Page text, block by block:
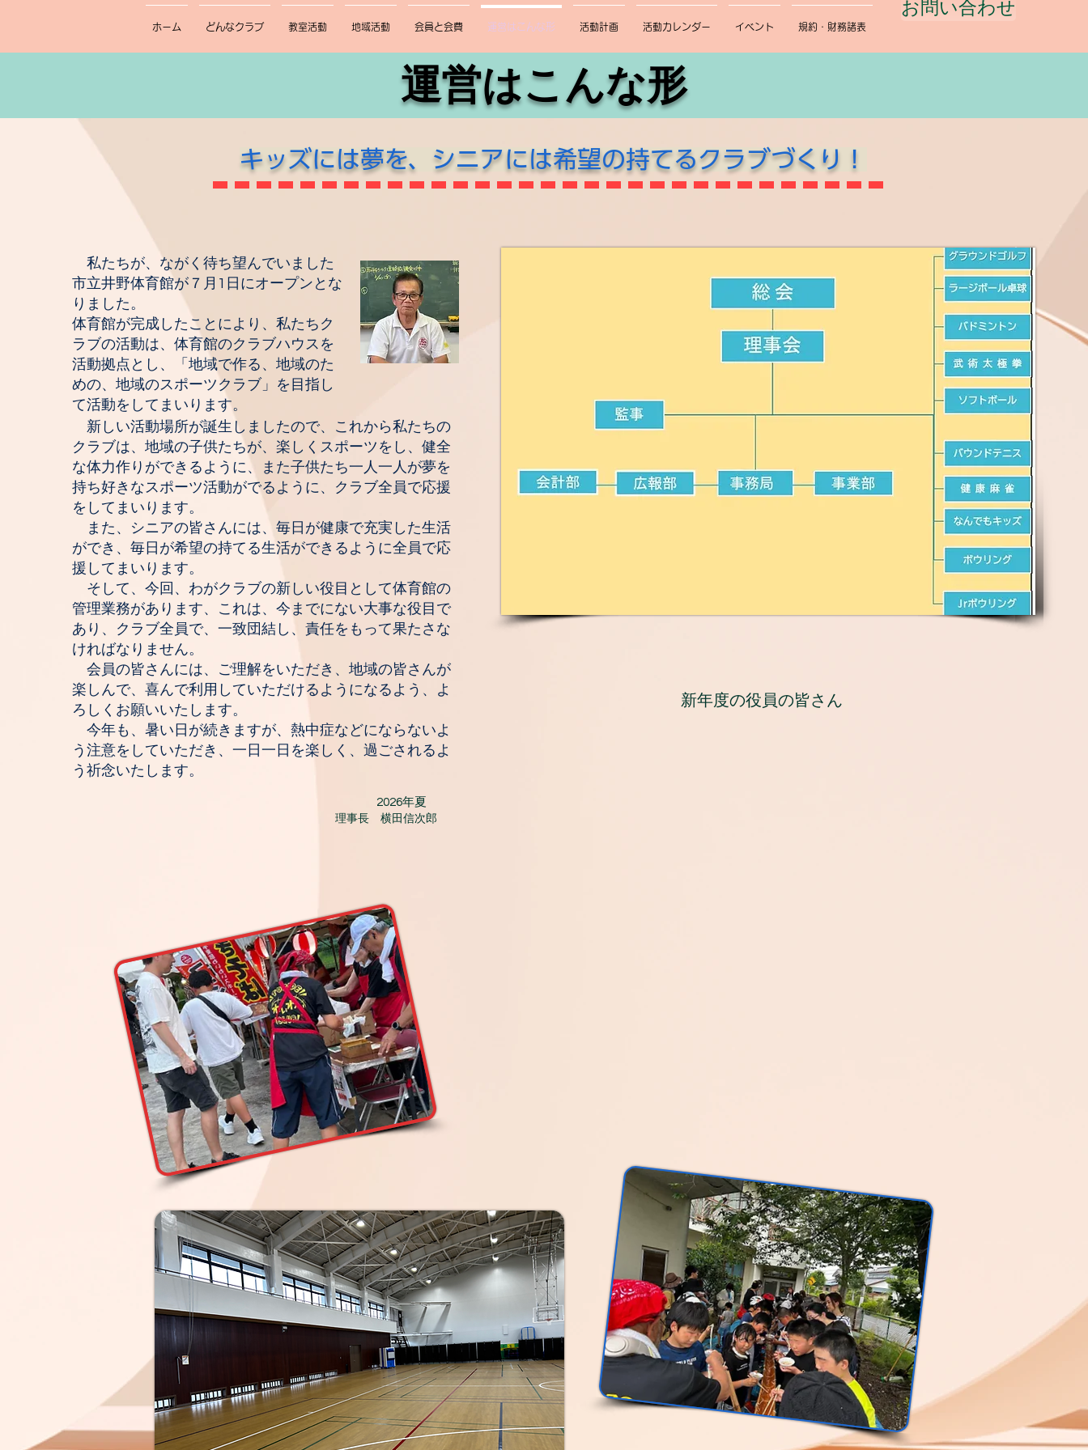
ホーム どんなクラブ 教室活動 地域活動 会員と会費 運営はこんな形 活動計画 活動カレンダー イベント 規約・財務諸表
お問い合わせ
​運営はこんな形
キッズには夢を、シニアには希望の持てるクラブづくり！
私たちが、ながく待ち望んでいました
市立井野体育館が７月1日にオープンとな
りました。
体育館が完成したことにより、私たちク
ラブの活動は、体育館のクラブハウスを
活動拠点とし、「地域で作る、地域のた
めの、地域のスポーツクラブ」を目指し
て活動をしてまいります。
新しい活動場所が誕生しましたので、これから私たちの
クラブは、地域の子供たちが、楽しくスポーツをし、健全
な体力作りができるように、また子供たち一人一人が夢を
持ち好きなスポーツ活動がでるように、クラブ全員で応援
をしてまいります。
また、シニアの皆さんには、毎日が健康で充実した生活
ができ、毎日が希望の持てる生活ができるように全員で応
援してまいります。
そして、今回、わがクラブの新しい役目として体育館の
管理業務があります、これは、今までにない大事な役目で
あり、クラブ全員で、一致団結し、責任をもって果たさな
ければなりません。
会員の皆さんには、ご理解をいただき、地域の皆さんが
楽しんで、喜んで利用していただけるようになるよう、よ
ろしくお願いいたします。
今年も、暑い日が続きますが、熱中症などにならないよ
う注意をしていただき、一日一日を楽しく、過ごされるよ
う祈念いたします。
2026年夏
理事長 横田信次郎
新年度の役員の皆さん